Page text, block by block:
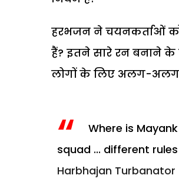
हरभजन ने चयनकर्ताओं
हैं? इतने सारे रन बनाने
लोगों के लिए अलग-अलग
Where is
squad ... different
Harbhajan